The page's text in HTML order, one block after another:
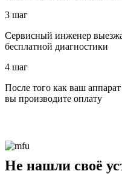
3 шаг
Сервисный инженер
бесплатной диагностики
4 шаг
После того как ваш
вы производите оплату
Не нашли своё